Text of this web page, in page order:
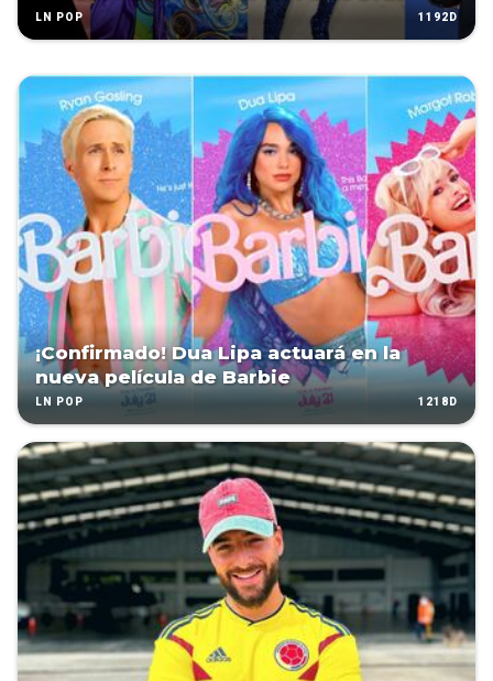
LN POP 1192D
¡Confirmado! Dua Lipa actuará en la
nueva película de Barbie
LN POP 1218D